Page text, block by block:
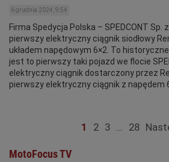
6 grudnia 2024, 9:54
Firma Spedycja Polska – SPEDCONT Sp.
pierwszy elektryczny ciągnik siodłowy
układem napędowym 6×2. To
jest to pierwszy taki pojazd we flocie
elektryczny ciągnik dostarczony przez
pierwszy elektryczny ciągnik z napędem
1 2 3 … 28
MotoFocus TV